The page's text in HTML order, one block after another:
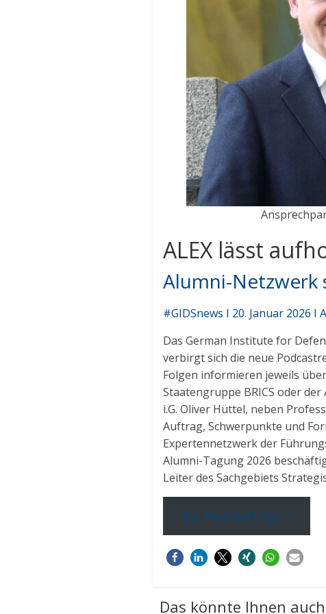
ALEX lässt
Alumni-Netzwerk
#GIDSnews I 20. Januar 2026
Das German Institute for
verbirgt sich die neue
Folgen informieren jeweils
Staatengruppe BRICS oder
i.G. Oliver Hüttel, neben
Auftrag, Schwerpunkte und
Expertennetzwerk der
Alumni-Tagung 2026
Leiter des Sachgebiets
Zur Podcastfolge 1
Das könnte Ihnen